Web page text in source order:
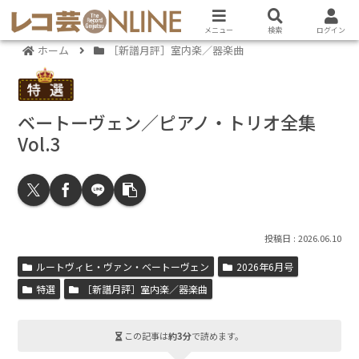
ホーム ［新譜月評］室内楽／器楽曲
ベートーヴェン／ピアノ・トリオ全集
Vol.3
2026.06.10
ルートヴィヒ・ヴァン・ベートーヴェン
2026年6月号
特選
［新譜月評］室内楽／器楽曲
この記事は約3分で読めます。
メニュー 検索 ログイン